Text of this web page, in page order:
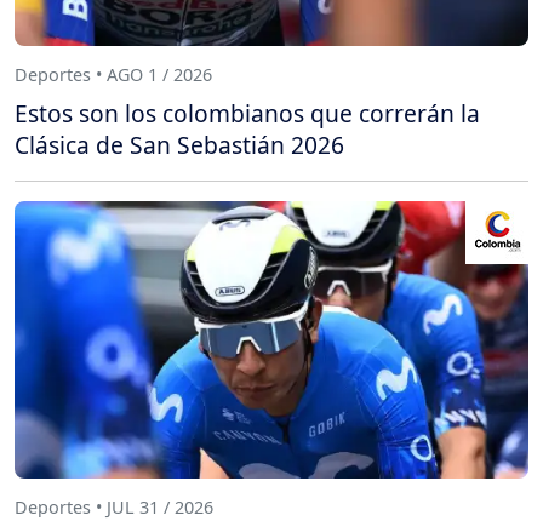
Deportes • AGO 1 / 2026
Estos son los colombianos que correrán la
Clásica de San Sebastián 2026
Deportes • JUL 31 / 2026